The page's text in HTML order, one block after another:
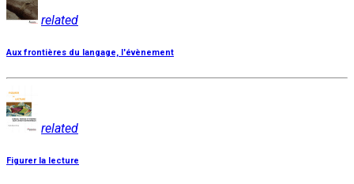
related
Aux frontières du langage, l'évènement
related
Figurer la lecture